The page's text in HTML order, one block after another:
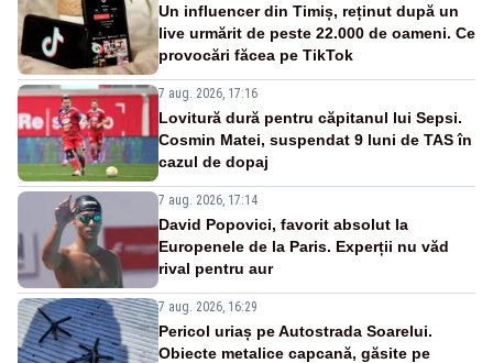
Un influencer din Timiș, reținut după un
live urmărit de peste 22.000 de oameni. Ce
provocări făcea pe TikTok
7 aug. 2026, 17:16
Lovitură dură pentru căpitanul lui Sepsi.
Cosmin Matei, suspendat 9 luni de TAS în
cazul de dopaj
7 aug. 2026, 17:14
David Popovici, favorit absolut la
Europenele de la Paris. Experții nu văd
rival pentru aur
7 aug. 2026, 16:29
Pericol uriaș pe Autostrada Soarelui.
Obiecte metalice capcană, găsite pe